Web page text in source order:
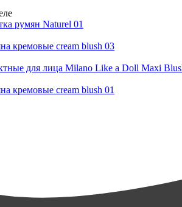
румян Naturel 01
кремовые cream blush 03
для лица Milano Like a Doll Maxi
кремовые cream blush 01